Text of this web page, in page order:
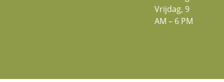
Vrijdag, 9
AM – 6 PM